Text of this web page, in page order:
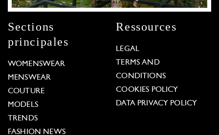
Sections
principales
WOMENSWEAR
MENSWEAR
COUTURE
MODELS
TRENDS
FASHION NEWS
Ressources
LEGAL
TERMS AND
CONDITIONS
COOKIES POLICY
DATA PRIVACY POLICY